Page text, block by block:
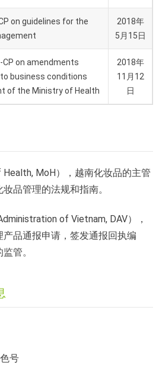
on guidelines for the
2018年
5月15日
CP on amendments
business conditions
of the Ministry of Health
2018年
11月12
日
MoH），越南化妆品的主管
品管理的法规和指南。
of Vietnam, DAV），
品通报申请，签发通报回执编
管。
号